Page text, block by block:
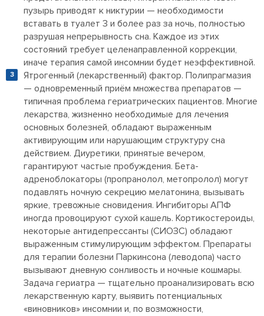
пузырь приводят к никтурии — необходимости
вставать в туалет 3 и более раз за ночь, полностью
разрушая непрерывность сна. Каждое из этих
состояний требует целенаправленной коррекции,
иначе терапия самой инсомнии будет неэффективной.
Ятрогенный (лекарственный) фактор. Полипрагмазия
— одновременный приём множества препаратов —
типичная проблема гериатрических пациентов. Многие
лекарства, жизненно необходимые для лечения
основных болезней, обладают выраженным
активирующим или нарушающим структуру сна
действием. Диуретики, принятые вечером,
гарантируют частые пробуждения. Бета-
адреноблокаторы (пропранолол, метопролол) могут
подавлять ночную секрецию мелатонина, вызывать
яркие, тревожные сновидения. Ингибиторы АПФ
иногда провоцируют сухой кашель. Кортикостероиды,
некоторые антидепрессанты (СИОЗС) обладают
выраженным стимулирующим эффектом. Препараты
для терапии болезни Паркинсона (леводопа) часто
вызывают дневную сонливость и ночные кошмары.
Задача гериатра — тщательно проанализировать всю
лекарственную карту, выявить потенциальных
«виновников» инсомнии и, по возможности,